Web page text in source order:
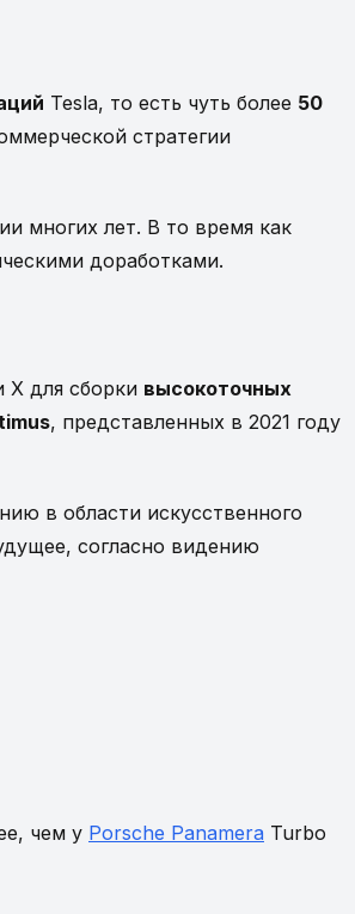
Tesla, то есть чуть более 50
стратегии
многих лет. В то время как
доработками.
X для сборки высокоточных
, представленных в 2021 году
в области искусственного
согласно видению
чем у Porsche Panamera Turbo